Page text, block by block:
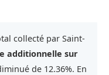
collecté par Saint-
additionnelle sur
de 12.36%. En